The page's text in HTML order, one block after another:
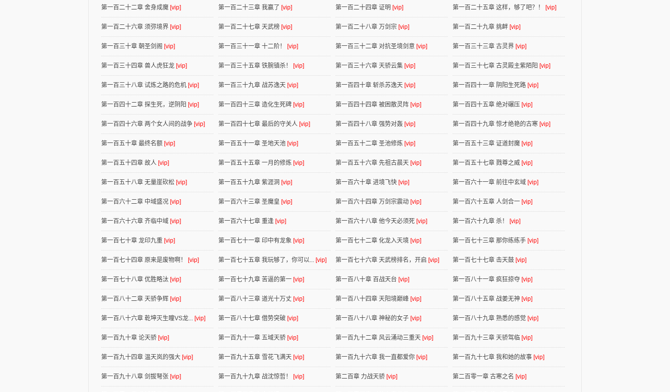
第一百二十二章 舍身成魔 [vip] 第一百二十三章 我赢了 [vip] 第一百二十四章 证明 [vip] 第一百二十五章 这样，够了吧？！ [vip]
第一百二十六章 须弥境界 [vip] 第一百二十七章 天武榜 [vip] 第一百二十八章 万剑宗 [vip] 第一百二十九章 挑衅 [vip]
第一百三十章 朝圣剑阁 [vip] 第一百三十一章 十二阶！ [vip] 第一百三十二章 对抗圣境剑意 [vip] 第一百三十三章 古灵界 [vip]
第一百三十四章 兽人虎狂龙 [vip] 第一百三十五章 铁腕镇杀！ [vip] 第一百三十六章 天骄云集 [vip] 第一百三十七章 古灵殿主紫陌阳 [vip]
第一百三十八章 试炼之路的危机 [vip] 第一百三十九章 战苏逸天 [vip] 第一百四十章 斩杀苏逸天 [vip] 第一百四十一章 阴阳生死路 [vip]
第一百四十二章 探生死，逆阴阳 [vip] 第一百四十三章 造化生死碑 [vip] 第一百四十四章 被困散灵阵 [vip] 第一百四十五章 绝对碾压 [vip]
第一百四十六章 两个女人间的战争 [vip] 第一百四十七章 最后的守关人 [vip] 第一百四十八章 强势对轰 [vip] 第一百四十九章 惊才绝艳的古寒 [vip]
第一百五十章 最终名额 [vip] 第一百五十一章 圣地天池 [vip] 第一百五十二章 圣池修炼 [vip] 第一百五十三章 证道封魔 [vip]
第一百五十四章 故人 [vip] 第一百五十五章 一月的修炼 [vip] 第一百五十六章 先祖古晨天 [vip] 第一百五十七章 戮尊之威 [vip]
第一百五十八章 无量崖砍松 [vip] 第一百五十九章 紫涯洞 [vip] 第一百六十章 进境飞快 [vip] 第一百六十一章 前往中玄域 [vip]
第一百六十二章 中域盛况 [vip] 第一百六十三章 圣魔皇 [vip] 第一百六十四章 万剑宗震动 [vip] 第一百六十五章 人剑合一 [vip]
第一百六十六章 齐临中域 [vip] 第一百六十七章 重逢 [vip] 第一百六十八章 他今天必须死 [vip] 第一百六十九章 杀！ [vip]
第一百七十章 龙印九重 [vip] 第一百七十一章 印中有龙象 [vip] 第一百七十二章 化龙入天境 [vip] 第一百七十三章 那你练练手 [vip]
第一百七十四章 原来是废物啊！ [vip] 第一百七十五章 我玩够了，你可以... [vip] 第一百七十六章 天武榜排名，开启 [vip] 第一百七十七章 击天鼓 [vip]
第一百七十八章 优胜略汰 [vip] 第一百七十九章 苦逼的第一 [vip] 第一百八十章 百战天台 [vip] 第一百八十一章 疯狂掠夺 [vip]
第一百八十二章 天骄争辉 [vip] 第一百八十三章 道光十万丈 [vip] 第一百八十四章 天阳境巅峰 [vip] 第一百八十五章 战姜无神 [vip]
第一百八十六章 乾坤灭生瞳VS龙... [vip] 第一百八十七章 借势突破 [vip] 第一百八十八章 神秘的女子 [vip] 第一百八十九章 熟悉的感觉 [vip]
第一百九十章 论天骄 [vip] 第一百九十一章 五域天骄 [vip] 第一百九十二章 风云涌动三重天 [vip] 第一百九十三章 天骄驾临 [vip]
第一百九十四章 温天岚的强大 [vip] 第一百九十五章 雪花飞满天 [vip] 第一百九十六章 我一直都爱你 [vip] 第一百九十七章 我和她的故事 [vip]
第一百九十八章 剑拔弩张 [vip] 第一百九十九章 战沈惊哲！ [vip] 第二百章 力战天骄 [vip] 第二百零一章 古寒之名 [vip]